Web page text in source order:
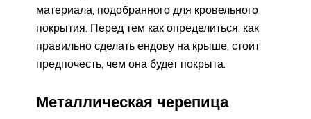
материала, подобранного для кровельного
покрытия. Перед тем как определиться, как
правильно сделать ендову на крыше, стоит
предпочесть, чем она будет покрыта.
Металлическая черепица